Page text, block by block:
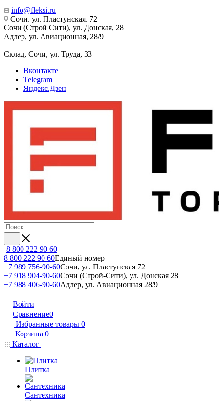
info@fleksi.ru
Сочи, ул. Пластунская, 72
Сочи (Строй Сити), ул. Донская, 28
Адлер, ул. Авиационная, 28/9
Склад, Сочи, ул. Труда, 33
Вконтакте
Telegram
Яндекс.Дзен
8 800 222 90 60
8 800 222 90 60Единый номер
+7 989 756-90-60Сочи, ул. Пластунская 72
+7 918 904-90-60Сочи (Строй-Сити), ул. Донская 28
+7 988 406-90-60Адлер, ул. Авиационная 28/9
Войти
Сравнение0
Избранные товары 0
Корзина 0
Каталог
Плитка
Сантехника